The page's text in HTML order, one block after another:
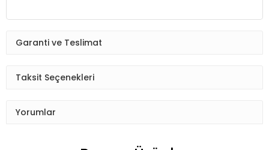
Garanti ve Teslimat
Taksit Seçenekleri
Yorumlar